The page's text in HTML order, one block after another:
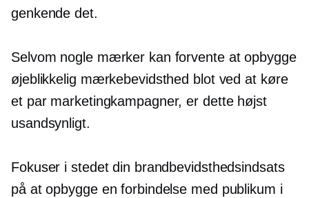
genkende det.
Selvom nogle mærker kan forvente at opbygge
øjeblikkelig mærkebevidsthed blot ved at køre
et par marketingkampagner, er dette højst
usandsynligt.
Fokuser i stedet din brandbevidsthedsindsats
på at opbygge en forbindelse med publikum i